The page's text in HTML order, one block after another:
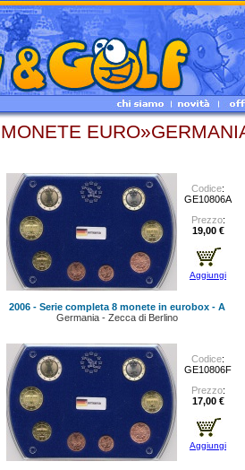
MONETE
Codice:
GE10806A
Prezzo:
19,00 €
Aggiungi
2006 - Serie completa 8 monete in eurobox - A
Germania - Zecca di Berlino
Codice:
GE10806F
Prezzo:
17,00 €
Aggiungi